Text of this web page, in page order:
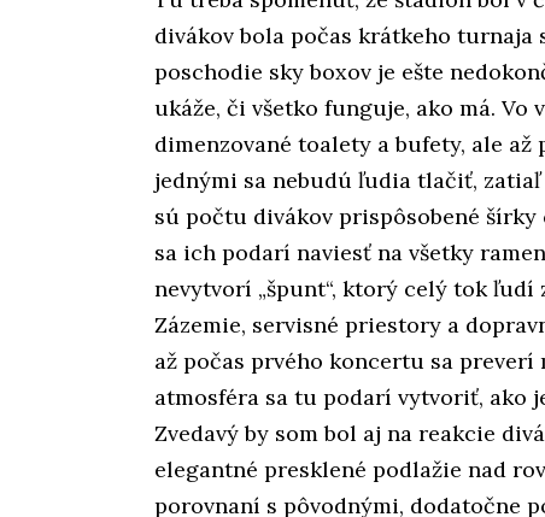
divákov bola počas krátkeho
poschodie sky boxov je ešte
ukáže, či všetko funguje, ako má. Vo
dimenzované toalety a bufety, ale
jednými sa nebudú ľudia tlačiť,
sú počtu divákov prispôsobené
sa ich podarí naviesť na všetky
nevytvorí „špunt“, ktorý celý tok ľudí
Zázemie, servisné priestory a
až počas prvého koncertu sa
atmosféra sa tu podarí vytvoriť, ako
Zvedavý by som bol aj na reakcie
elegantné presklené podlažie nad
porovnaní s pôvodnými, dodatočne